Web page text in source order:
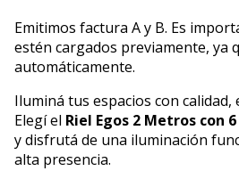
Emitimos factura A y B. Es
estén cargados previamente, ya
automáticamente.
Iluminá tus espacios con calidad,
Elegí el Riel Egos 2 Metros con
y disfrutá de una iluminación
alta presencia.